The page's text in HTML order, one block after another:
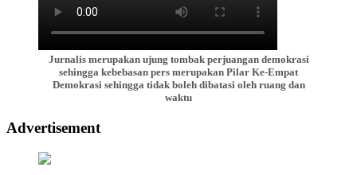
Jurnalis merupakan ujung tombak perjuangan demokrasi
sehingga kebebasan pers merupakan Pilar Ke-Empat
Demokrasi sehingga tidak boleh dibatasi oleh ruang dan
waktu
Advertisement